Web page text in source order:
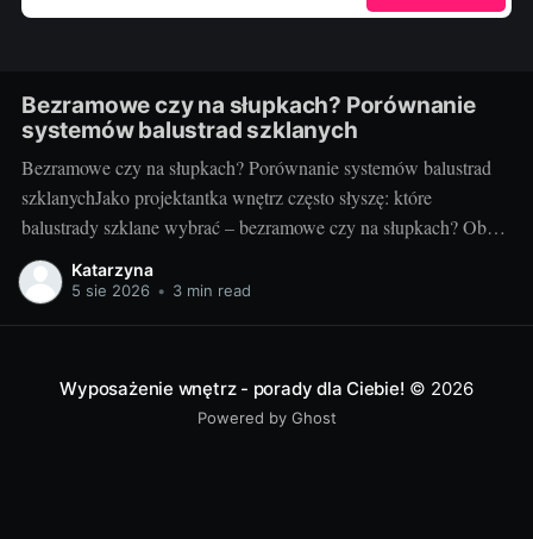
Bezramowe czy na słupkach? Porównanie
systemów balustrad szklanych
Bezramowe czy na słupkach? Porównanie systemów balustrad
szklanychJako projektantka wnętrz często słyszę: które
balustrady szklane wybrać – bezramowe czy na słupkach? Oba
systemy potrafią wyglądać zjawiskowo i podnieść wartość
nieruchomości, ale różnią się konstrukcją, montażem i
Katarzyna
5 sie 2026 • 3 min read
Wyposażenie wnętrz - porady dla Ciebie! © 2026
Powered by Ghost